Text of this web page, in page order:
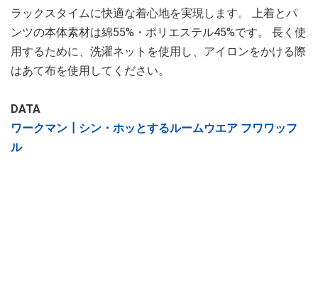
ラックスタイムに快適な着心地を実現します。 上着とパ
ンツの本体素材は綿55%・ポリエステル45%です。 長く使
用するために、洗濯ネットを使用し、アイロンをかける際
はあて布を使用してください。
DATA
ワークマン┃シン・ホッとするルームウエア フワワッフ
ル